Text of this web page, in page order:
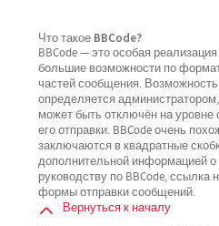
Что такое BBCode?
BBCode — это особая
большие возможности по
частей сообщения. Возможность
определяется
может быть отключён на
его отправки. BBCode очень
заключаются в квадратные
дополнительной информацией о
руководству по BBCode, ссылка
формы отправки сообщений.
Вернуться к началу